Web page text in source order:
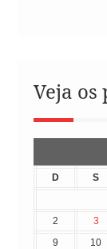
Veja os
D S
2
3
9
10